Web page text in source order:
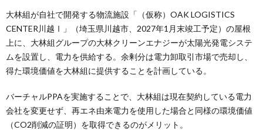
大林組が自社で開発する物流施設「（仮称）OAK LOGISTICS
CENTER川越Ⅰ」（埼玉県川越市、2027年1月末竣工予定）の屋根
上に、大林組グループの大林クリーンエナジーが太陽光発電システ
ムを設置し、電力を供給する。余剰分は電力卸取引市場で売却し、
得た環境価値を大林組に提供することを計画している。
バーチャルPPAを実施することで、大林組は現在契約している電力
会社を変更せず、再エネ由来電力を使用した場合と同様の環境価値
（CO2削減の証明）を取得できるのがメリット。